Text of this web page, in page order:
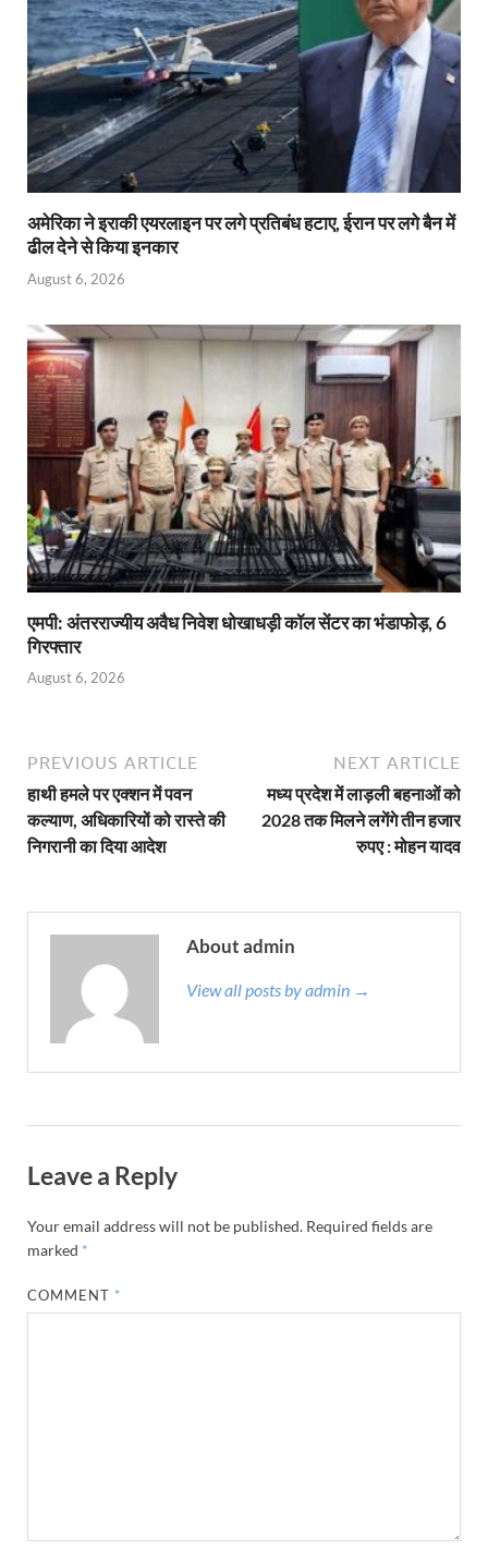
अमेरिका ने इराकी एयरलाइन पर लगे प्रतिबंध हटाए, ईरान पर लगे बैन में
ढील देने से किया इनकार
August 6, 2026
एमपी: अंतरराज्यीय अवैध निवेश धोखाधड़ी कॉल सेंटर का भंडाफोड़, 6
गिरफ्तार
August 6, 2026
PREVIOUS ARTICLE
हाथी हमले पर एक्शन में पवन
कल्याण, अधिकारियों को रास्ते की
निगरानी का दिया आदेश
NEXT ARTICLE
मध्य प्रदेश में लाड़ली बहनाओं को
2028 तक मिलने लगेंगे तीन हजार
रुपए : मोहन यादव
About admin
View all posts by admin →
Leave a Reply
Your email address will not be published. Required fields are
marked *
COMMENT *